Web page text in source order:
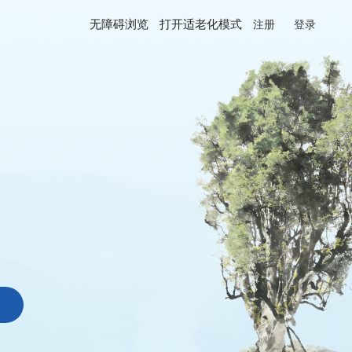
无障碍浏览 打开适老化模式 注册 登录